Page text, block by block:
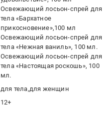
Освежающий лосьон-спрей для
тела «Бархатное
прикосновение»,100 мл
Освежающий лосьон-спрей для
тела «Нежная ваниль», 100 мл.
Освежающий лосьон-спрей для
тела «Настоящая роскошь», 100
мл.
для тела для женщин
12+